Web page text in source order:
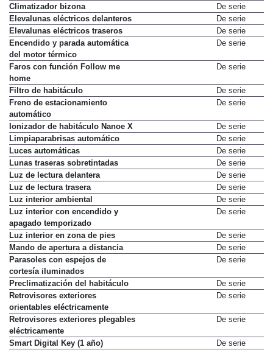
Climatizador bizona
De serie
Elevalunas eléctricos delanteros
De serie
Elevalunas eléctricos traseros
De serie
Encendido y parada automática
del motor térmico
De serie
Faros con función Follow me
home
De serie
Filtro de habitáculo
De serie
Freno de estacionamiento
automático
De serie
Ionizador de habitáculo Nanoe X
De serie
Limpiaparabrisas automático
De serie
Luces automáticas
De serie
Lunas traseras sobretintadas
De serie
Luz de lectura delantera
De serie
Luz de lectura trasera
De serie
Luz interior ambiental
De serie
Luz interior con encendido y
apagado temporizado
De serie
Luz interior en zona de pies
De serie
Mando de apertura a distancia
De serie
Parasoles con espejos de
cortesía iluminados
De serie
Preclimatización del habitáculo
De serie
Retrovisores exteriores
orientables eléctricamente
De serie
Retrovisores exteriores plegables
eléctricamente
De serie
Smart Digital Key (1 año)
De serie